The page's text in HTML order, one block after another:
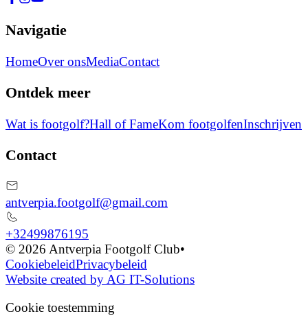
Navigatie
HomeOver onsMediaContact
Ontdek meer
Wat is footgolf?Hall of FameKom footgolfenInschrijven
Contact
antverpia.footgolf@gmail.com
+32499876195
© 2026 Antverpia Footgolf Club•
CookiebeleidPrivacybeleid
Website created by AG IT-Solutions
Cookie toestemming